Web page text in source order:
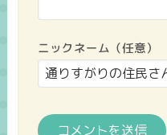
ニックネーム（任意）